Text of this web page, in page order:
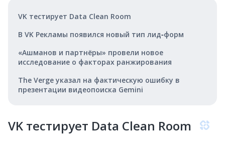
VK тестирует Data Clean Room
В VK Рекламы появился новый тип лид‑форм
«Ашманов и партнёры» провели новое
исследование о факторах ранжирования
The Verge указал на фактическую ошибку в
презентации видеопоиска Gemini
VK тестирует Data Clean Room